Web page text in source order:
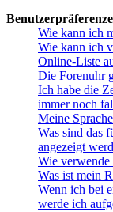
Wie kann ich
Wie kann ich
Online-Liste
Die Forenuhr
Ich habe die
immer noch
Meine
Was sind das
angezeigt
Wie verwende
Was ist mein
Wenn ich bei
werde ich